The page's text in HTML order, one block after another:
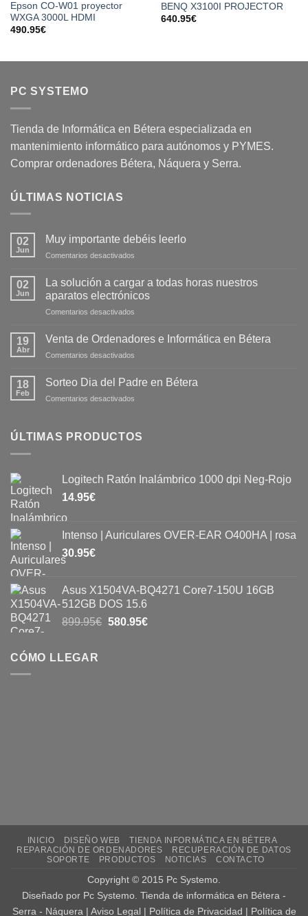
Epson CO-W01 proyector
WXGA 3000L HDMI
490.95€
BENQ X3100I PROJECTOR
640.95€
PC SYSTEMO
Tienda de Informática en Bétera especializada en
mantenimiento informático para autónomos y PYMES.
Comprar ordenadores Bétera, Náquera y Serra.
ÚLTIMAS NOTICIAS
02
Jun
Muy importante debéis leerlo
Comentarios desactivados
02
Jun
La solución a cargar a todas horas nuestros
aparatos electrónicos
Comentarios desactivados
19
Abr
Venta de Ordenadores e Informática en Bétera
Comentarios desactivados
18
Feb
Sorteo Dia del Padre en Bétera
Comentarios desactivados
ÚLTIMAS PRODUCTOS
Logitech Ratón Inalámbrico 1000 dpi Neg-Rojo
14.95€
Intenso | Auriculares OVER-EAR O400HA | rosa
30.95€
Asus X1504VA-BQ4271 Core7-150U 16GB
512GB DOS 15.6
899.95€ 580.95€
CÓMO LLEGAR
INICIO DISEÑO WEB
TIENDA INFORMÁTICA EN BÉTERA
REPARACIÓN DE ORDENADORES
RECUPERACIÓN DE DATOS
SOPORTE
PRODUCTOS NOTICIAS CONTACTO
Copyright © 2015 Pc Systemo
Diseñado por Pc Systemo . Tienda de informática en Bétera -
Serra - Náquera | Aviso Legal| Política de Privacidad | Política de